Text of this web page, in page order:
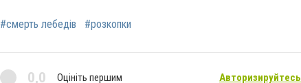
#смерть лебедів #розкопки
0,0 Оцініть першим Авторизируйтесь